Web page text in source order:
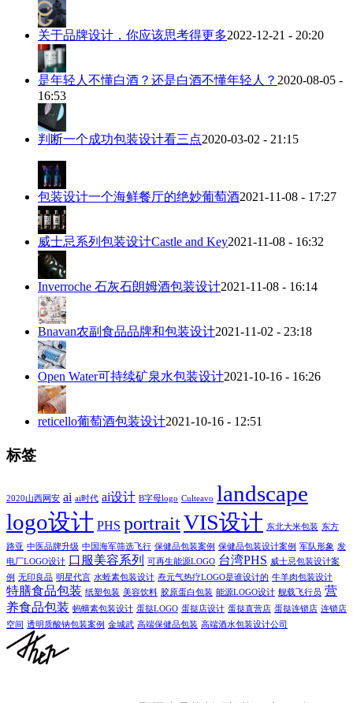
关于品牌设计，你应该思考得更多2022-12-21 - 20:20
是年轻人不懂白酒？还是白酒不懂年轻人？ 2020-08-05 -
16:53
判断一个成功包装设计看三点2020-03-02 - 21:15
包装设计一个海鲜餐厅的绝妙葡萄酒2021-11-08 - 17:27
威士忌系列包装设计Castle and Key2021-11-08 - 16:32
Inverroche 石灰石朗姆酒包装设计2021-11-08 - 16:14
Bnavan农副食品品牌和包装设计2021-11-02 - 23:18
Open Water可持续矿泉水包装设计2021-10-16 - 16:26
reticello葡萄酒包装设计2021-10-16 - 12:51
标签
2020山西网安 ai ai时代 ai设计 B字母logo Culteavo landscape
logo设计 PHS portraitVIS设计 东北大米包装 东方
路亚 中医品牌升级 中国海军筛选飞行 保健品包装案例 保健品包装设计案例 军队形象 发
电厂LOGO设计 口服美容系列 可再生能源LOGO 台湾PHS 威士忌包装设计案
例 无印良品 明星代言 水蛭素包装设计 焘元气热疗LOGO是谁设计的 牛羊肉包装设计
特膳食品包装 纸塑包装 美容饮料 胶原蛋白包装 能源LOGO设计 舰载飞行员 营
养食品包装 蚂蟥素包装设计 蛋挞LOGO 蛋挞店设计 蛋挞直营店 蛋挞连锁店 连锁店
空间 透明质酸钠包装案例 金城武 高端保健品包装 高端酒水包装设计公司